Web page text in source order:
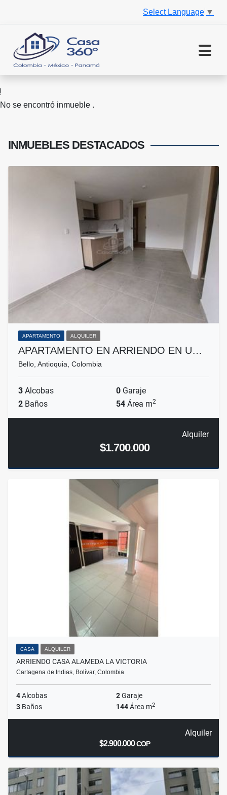
Select Language ▼
No se encontró inmueble .
INMUEBLES DESTACADOS
APARTAMENTO ALQUILER
APARTAMENTO EN ARRIENDO EN U…
Bello, Antioquia, Colombia
3 Alcobas 0 Garaje
2 Baños 54 Área m2
Alquiler
$1.700.000
CASA ALQUILER
ARRIENDO CASA ALAMEDA LA VICTORIA
Cartagena de Indias, Bolívar, Colombia
4Alcobas 2Garaje
3 Baños 144Área m2
Alquiler
$2.900.000COP